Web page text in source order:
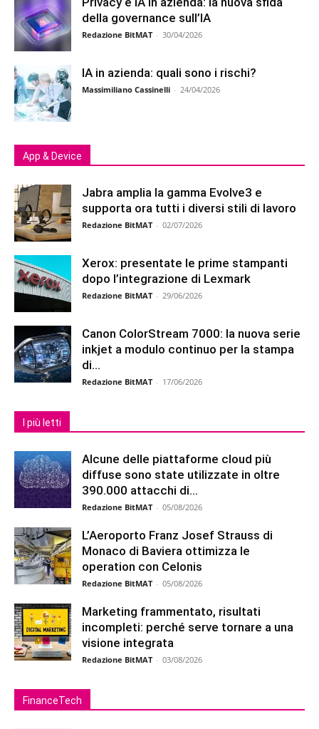
della governance sull’IA
Redazione BitMAT - 30/04/2026
IA in azienda: quali sono i rischi?
Massimiliano Cassinelli - 24/04/2026
App & Device
Jabra amplia la gamma Evolve3 e
supporta ora tutti i diversi stili di lavoro
Redazione BitMAT - 02/07/2026
Xerox: presentate le prime stampanti
dopo l’integrazione di Lexmark
Redazione BitMAT - 29/06/2026
Canon ColorStream 7000: la nuova serie
inkjet a modulo continuo per la stampa
di...
Redazione BitMAT - 17/06/2026
I più letti
Alcune delle piattaforme cloud più
diffuse sono state utilizzate in oltre
390.000 attacchi di...
Redazione BitMAT - 05/08/2026
L’Aeroporto Franz Josef Strauss di
Monaco di Baviera ottimizza le
operation con Celonis
Redazione BitMAT - 05/08/2026
Marketing frammentato, risultati
incompleti: perché serve tornare a una
visione integrata
Redazione BitMAT - 03/08/2026
FinanceTech